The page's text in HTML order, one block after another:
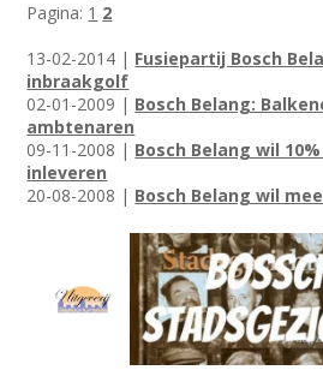
Pagina: 1 2
13-02-2014 | Fusiepartij Bosch
inbraakgolf
02-01-2009 | Bosch Belang:
ambtenaren
09-11-2008 | Bosch Belang wil
inleveren
20-08-2008 | Bosch Belang wil